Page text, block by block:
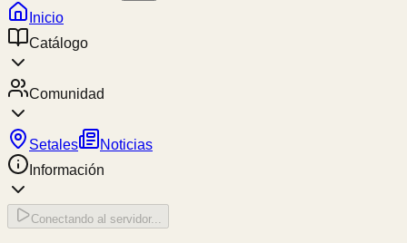
Inicio
Catálogo
Comunidad
Setales
Noticias
Información
Conectando al servidor...